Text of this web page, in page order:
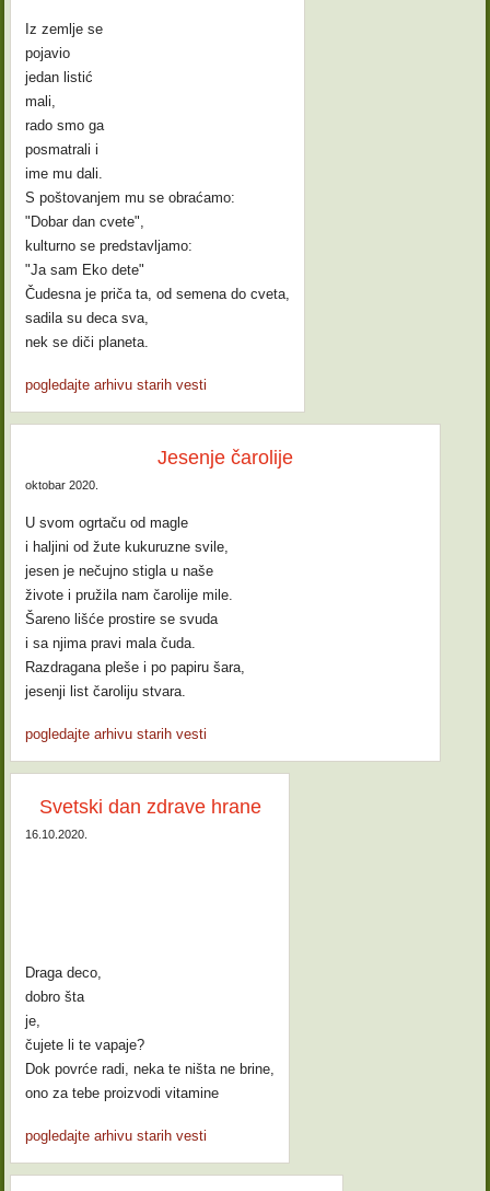
Iz zemlje se
pojavio
jedan listić
mali,
rado smo ga
posmatrali i
ime mu dali.
S poštovanjem mu se obraćamo:
"Dobar dan cvete",
kulturno se predstavljamo:
"Ja sam Eko dete"
Čudesna je priča ta, od semena do cveta,
sadila su deca sva,
nek se diči planeta.
pogledajte arhivu starih vesti
Jesenje čarolije
oktobar 2020.
U svom ogrtaču od magle
i haljini od žute kukuruzne svile,
jesen je nečujno stigla u naše
živote i pružila nam čarolije mile.
Šareno lišće prostire se svuda
i sa njima pravi mala čuda.
Razdragana pleše i po papiru šara,
jesenji list čaroliju stvara.
pogledajte arhivu starih vesti
Svetski dan zdrave hrane
16.10.2020.
Draga deco,
dobro šta
je,
čujete li te vapaje?
Dok povrće radi, neka te ništa ne brine,
ono za tebe proizvodi vitamine
pogledajte arhivu starih vesti